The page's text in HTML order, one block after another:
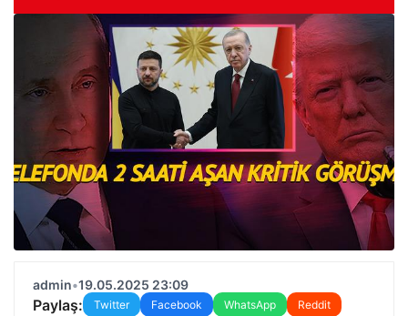
admin•19.05.2025 23:09
Paylaş: Twitter Facebook WhatsApp
Reddit